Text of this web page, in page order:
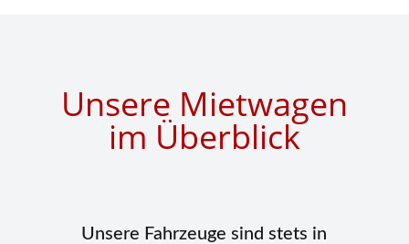
Unsere Mietwagen
im Überblick
Unsere Fahrzeuge sind stets in